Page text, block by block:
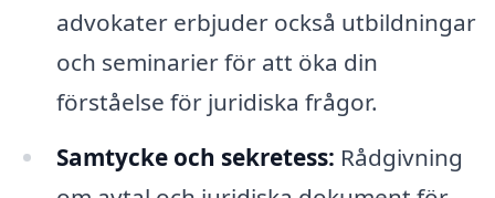
advokater erbjuder också utbildningar
och seminarier för att öka din
förståelse för juridiska frågor.
Samtycke och sekretess: Rådgivning